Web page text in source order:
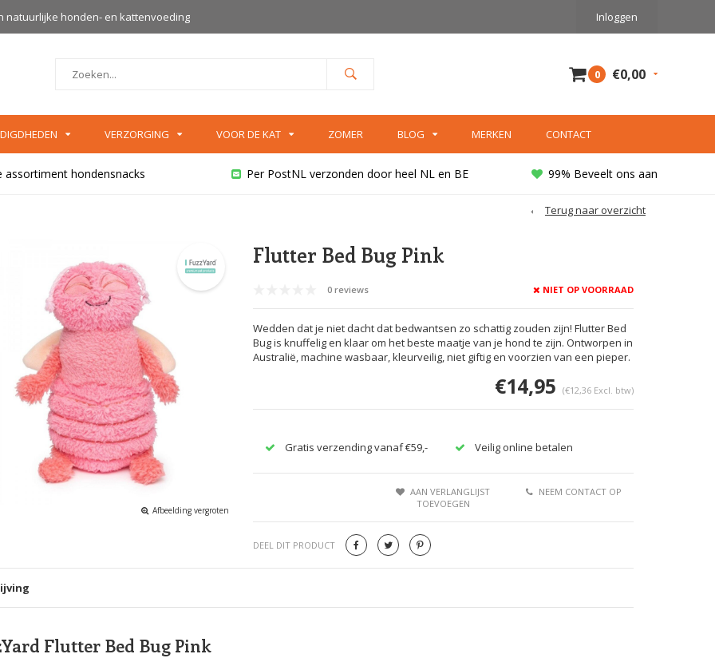
natuurlijke honden- en kattenvoeding Inloggen
0 €0,00
VERZORGING VOOR DE KAT ZOMER BLOG MERKEN CONTACT
assortiment hondensnacks Per PostNL verzonden door heel NL en BE 99% Beveelt ons aan
Terug naar overzicht
Afbeelding vergroten
Flutter Bed Bug Pink
0 reviews NIET OP VOORRAAD
Wedden dat je niet dacht dat bedwantsen zo schattig zouden zijn! Flutter Bed
Bug is knuffelig en klaar om het beste maatje van je hond te zijn. Ontworpen in
Australië, machine wasbaar, kleurveilig, niet giftig en voorzien van een pieper.
€14,95 (€12,36 Excl. btw)
Gratis verzending vanaf €59,- Veilig online betalen
AAN VERLANGLIJST
TOEVOEGEN
NEEM CONTACT OP
DEEL DIT PRODUCT
Flutter Bed Bug Pink